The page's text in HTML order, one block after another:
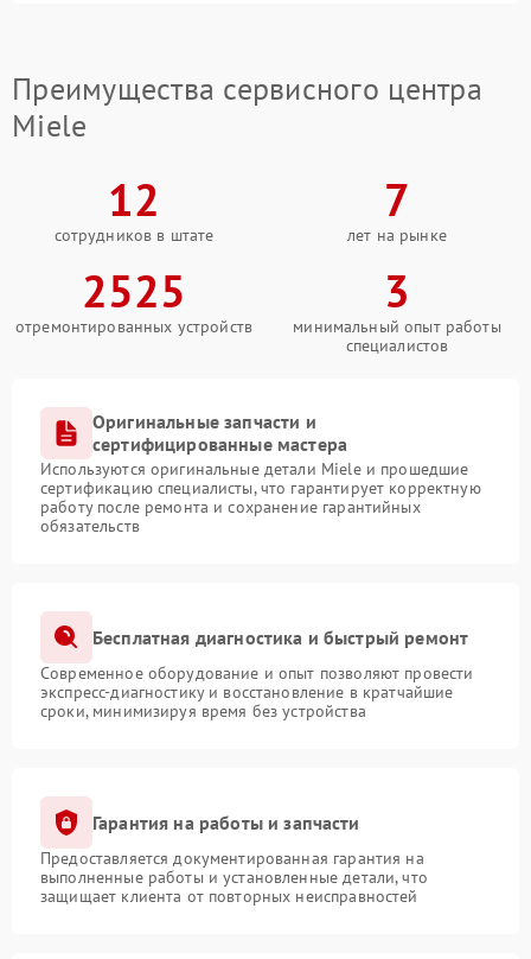
Преимущества сервисного центра
Miele
12
сотрудников в штате
7
лет на рынке
2525
отремонтированных устройств
3
минимальный опыт работы
специалистов
Оригинальные запчасти и
сертифицированные мастера
Используются оригинальные детали Miele и прошедшие
сертификацию специалисты, что гарантирует корректную
работу после ремонта и сохранение гарантийных
обязательств
Бесплатная диагностика и быстрый ремонт
Современное оборудование и опыт позволяют провести
экспресс-диагностику и восстановление в кратчайшие
сроки, минимизируя время без устройства
Гарантия на работы и запчасти
Предоставляется документированная гарантия на
выполненные работы и установленные детали, что
защищает клиента от повторных неисправностей